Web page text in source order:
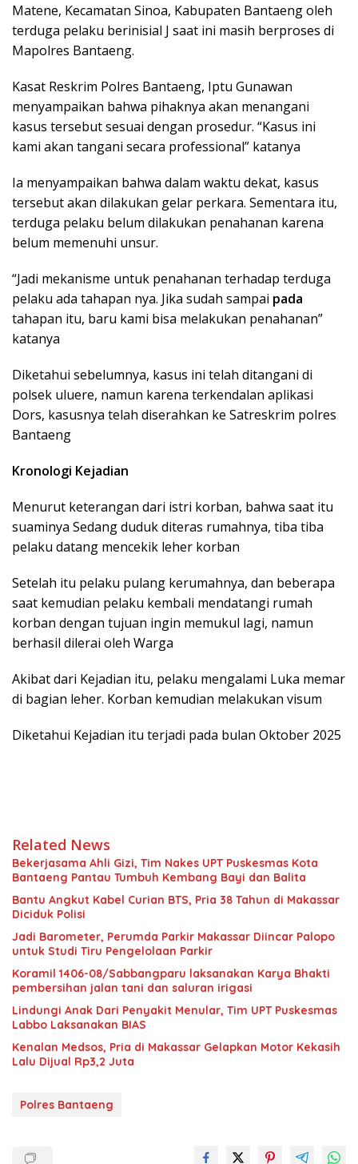
Matene, Kecamatan Sinoa, Kabupaten Bantaeng oleh
terduga pelaku berinisial J saat ini masih berproses di
Mapolres Bantaeng.
Kasat Reskrim Polres Bantaeng, Iptu Gunawan
menyampaikan bahwa pihaknya akan menangani
kasus tersebut sesuai dengan prosedur. “Kasus ini
kami akan tangani secara professional” katanya
Ia menyampaikan bahwa dalam waktu dekat, kasus
tersebut akan dilakukan gelar perkara. Sementara itu,
terduga pelaku belum dilakukan penahanan karena
belum memenuhi unsur.
“Jadi mekanisme untuk penahanan terhadap terduga
pelaku ada tahapan nya. Jika sudah sampai pada
tahapan itu, baru kami bisa melakukan penahanan”
katanya
Diketahui sebelumnya, kasus ini telah ditangani di
polsek uluere, namun karena terkendalan aplikasi
Dors, kasusnya telah diserahkan ke Satreskrim polres
Bantaeng
Kronologi Kejadian
Menurut keterangan dari istri korban, bahwa saat itu
suaminya Sedang duduk diteras rumahnya, tiba tiba
pelaku datang mencekik leher korban
Setelah itu pelaku pulang kerumahnya, dan beberapa
saat kemudian pelaku kembali mendatangi rumah
korban dengan tujuan ingin memukul lagi, namun
berhasil dilerai oleh Warga
Akibat dari Kejadian itu, pelaku mengalami Luka memar
di bagian leher. Korban kemudian melakukan visum
Diketahui Kejadian itu terjadi pada bulan Oktober 2025
Related News
Bekerjasama Ahli Gizi, Tim Nakes UPT Puskesmas Kota
Bantaeng Pantau Tumbuh Kembang Bayi dan Balita
Bantu Angkut Kabel Curian BTS, Pria 38 Tahun di Makassar
Diciduk Polisi
Jadi Barometer, Perumda Parkir Makassar Diincar Palopo
untuk Studi Tiru Pengelolaan Parkir
Koramil 1406-08/Sabbangparu laksanakan Karya Bhakti
pembersihan jalan tani dan saluran irigasi
Lindungi Anak Dari Penyakit Menular, Tim UPT Puskesmas
Labbo Laksanakan BIAS
Kenalan Medsos, Pria di Makassar Gelapkan Motor Kekasih
Lalu Dijual Rp3,2 Juta
Polres Bantaeng